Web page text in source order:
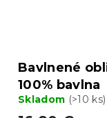
Bavlnené
100% bavlna
Skladom (>10 ks)